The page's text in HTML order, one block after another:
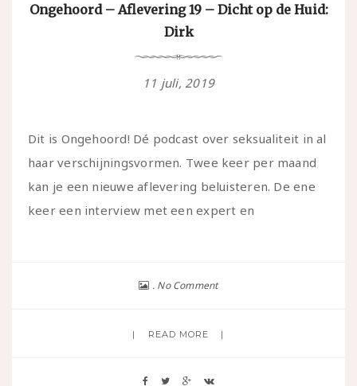
Ongehoord – Aflevering 19 – Dicht op de Huid:
Dirk
11 juli, 2019
Dit is Ongehoord! Dé podcast over seksualiteit in al
haar verschijningsvormen. Twee keer per maand
kan je een nieuwe aflevering beluisteren. De ene
keer een interview met een expert en
No Comment
READ MORE